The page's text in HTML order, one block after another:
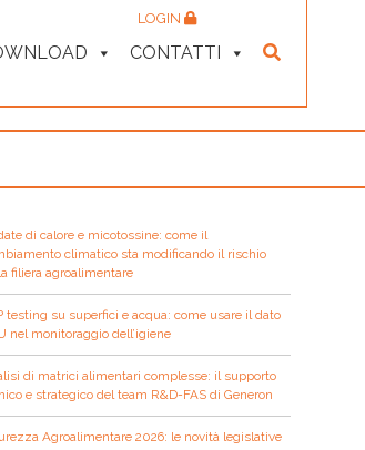
CONTATTI
LOGIN
di calore e micotossine: come il
climatico sta modificando il rischio
filiera agroalimentare
testing su superfici e acqua: come usare il dato
nel monitoraggio dell’igiene
di matrici alimentari complesse: il supporto
e strategico del team R&D-FAS di Generon
Agroalimentare 2026: le novità legislative